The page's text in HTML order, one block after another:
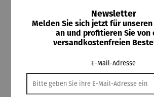
Ruhla
RUHLA-Damenuhr Style
Newsletter
Melden Sie sich jetzt für
an und profitieren Sie von
versandkostenfreien
E-Mail-Adresse